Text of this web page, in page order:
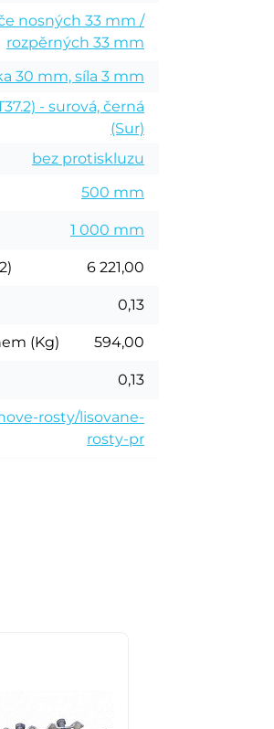
nosných 33 mm /
rozpěrných 33 mm
30 mm, síla 3 mm
- surová, černá
(Sur)
bez protiskluzu
500 mm
1 000 mm
6 221,00
0,13
(Kg) 594,00
0,13
rosty/lisovane-
rosty-pr